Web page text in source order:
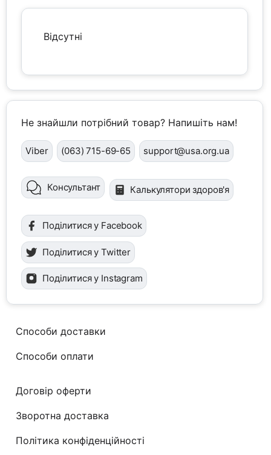
Відсутні
Не знайшли потрібний товар? Напишіть нам!
Viber (063) 715-69-65 support@usa.org.ua
Консультант Калькулятори здоров'я
Поділитися у Facebook
Поділитися у Twitter
Поділитися у Instagram
Способи доставки
Способи оплати
Договір оферти
Зворотна доставка
Політика конфіденційності